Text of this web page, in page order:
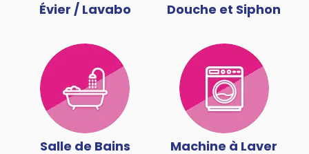
Évier / Lavabo Douche et Siphon
Salle de Bains Machine à Laver